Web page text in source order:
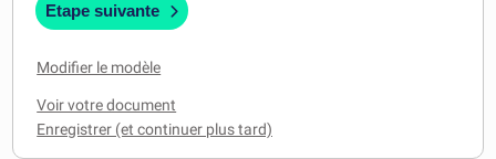
Etape suivante
Modifier le modèle
Voir votre document